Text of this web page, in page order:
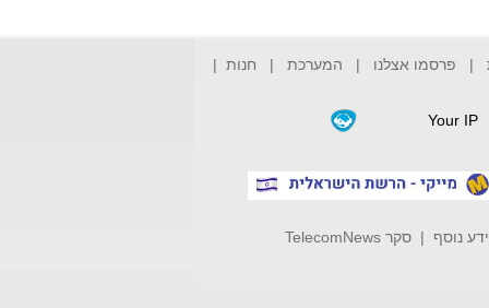
מחדלי "תיק 4000" -
כאן
התבלבלתם: גיא פלד
הפך את כחלון, גבאי
המרכזיים בתיק 4000 -
כאן
| פרסמו אצלנו | המערכת | חנות |
Your IP
נוסף |סקר TelecomNews